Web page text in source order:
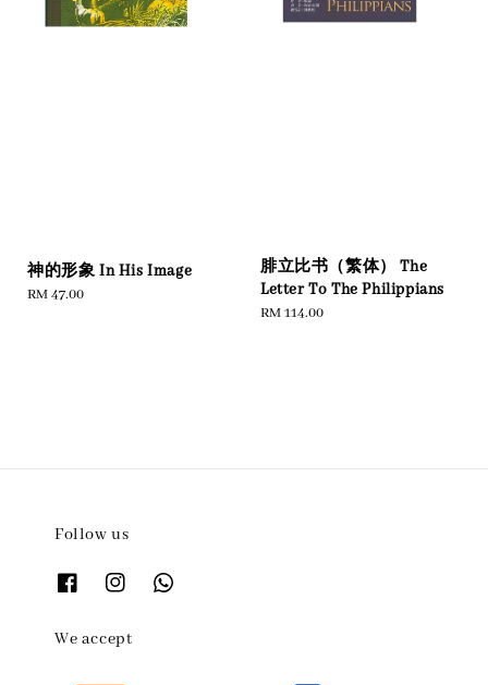
神的形象 In His Image
Regular
RM 47.00
腓立比书（繁体） The
Letter To The Philippians
Regular
RM 114.00
Follow us
We accept